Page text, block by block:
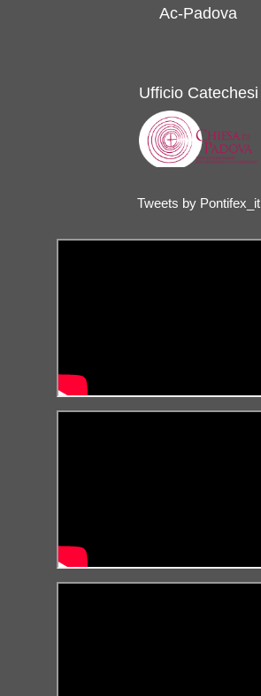
Ac-Padova
Ufficio Catechesi
Tweets by Pontifex_it